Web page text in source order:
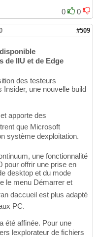
0
0
#509
lIU et de Edge
des testeurs
une nouvelle build
apporte des
que Microsoft
système dexploitation.
une fonctionnalité
pour offrir une prise en
desktop et du mode
le menu Démarrer et
daccueil est plus adapté
PC.
été affinée. Pour une
lexplorateur de fichiers